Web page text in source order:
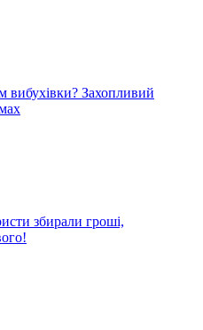
вибухівки? Захопливий
збирали гроші,